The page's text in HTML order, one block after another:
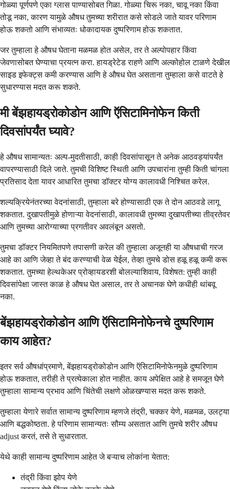
गोळ्या पूर्णपणे एका ग्लास पाण्यासोबत गिळा. गोळ्या चिरू नका, चावू नका किंवा
तोडू नका, कारण यामुळे औषध तुमच्या शरीरात कसे सोडले जाते यावर परिणाम
होऊ शकतो आणि संभाव्यतः धोकादायक दुष्परिणाम होऊ शकतात.
जर तुम्हाला हे औषध घेताना मळमळ होत असेल, तर ते अल्पोपहार किंवा
जेवणासोबत घेण्याचा प्रयत्न करा. हायड्रेटेड राहणे आणि अल्कोहोल टाळणे देखील
साइड इफेक्ट्स कमी करण्यास आणि हे औषध घेत असताना तुम्हाला कसे वाटते हे
सुधारण्यास मदत करू शकते.
मी बेंझहायड्रोकोडोन आणि ऍसिटामिनोफेन किती
दिवसांपर्यंत घ्यावे?
हे औषध सामान्यतः अल्प-मुदतीसाठी, काही दिवसांपासून ते अनेक आठवड्यांपर्यंत
वापरण्यासाठी दिले जाते. तुमची विशिष्ट स्थिती आणि उपचारांना तुम्ही किती चांगला
प्रतिसाद देता यावर आधारित तुमचा डॉक्टर योग्य कालावधी निश्चित करेल.
शल्यक्रियेनंतरच्या वेदनांसाठी, तुम्हाला बरे होण्यासाठी एक ते दोन आठवडे लागू
शकतात. दुखापतीमुळे होणाऱ्या वेदनांसाठी, कालावधी तुमच्या दुखापतीच्या तीव्रतेवर
आणि तुमच्या आरोग्याच्या प्रगतीवर अवलंबून असतो.
तुमचा डॉक्टर नियमितपणे तपासणी करेल की तुम्हाला अजूनही या औषधाची गरज
आहे का आणि जेव्हा ते बंद करण्याची वेळ येईल, तेव्हा तुमचे डोस हळू हळू कमी करू
शकतात. तुमच्या हेल्थकेअर प्रोव्हायडरशी बोलल्याशिवाय, विशेषत: तुम्ही काही
दिवसांपेक्षा जास्त काळ हे औषध घेत असाल, तर ते अचानक घेणे कधीही थांबवू
नका.
बेंझहायड्रोकोडोन आणि ऍसिटामिनोफेनचे दुष्परिणाम
काय आहेत?
इतर सर्व औषधांप्रमाणे, बेंझहायड्रोकोडोन आणि ऍसिटामिनोफेनमुळे दुष्परिणाम
होऊ शकतात, तरीही ते प्रत्येकाला होत नाहीत. काय अपेक्षित आहे हे समजून घेणे
तुम्हाला सामान्य प्रभाव आणि चिंतेची लक्षणे ओळखण्यास मदत करू शकते.
तुम्हाला येणारे सर्वात सामान्य दुष्परिणाम म्हणजे तंद्री, चक्कर येणे, मळमळ, उलट्या
आणि बद्धकोष्ठता. हे परिणाम सामान्यतः सौम्य असतात आणि तुमचे शरीर औषध
adjust करतं, तसे ते सुधारतात.
येथे काही सामान्य दुष्परिणाम आहेत जे बऱ्याच लोकांना येतात:
तंद्री किंवा झोप येणे